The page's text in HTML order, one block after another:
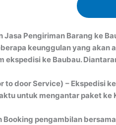
Jasa Pengiriman Barang ke
keunggulan yang akan
ekspedisi ke Baubau.
to door Service) – Ekspedisi
untuk mengantar paket ke
Booking pengambilan